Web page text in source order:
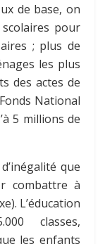
de base, on
pour
; plus de
les plus
des actes de
National
5 millions de
que
combattre à
L’éducation
classes,
les enfants